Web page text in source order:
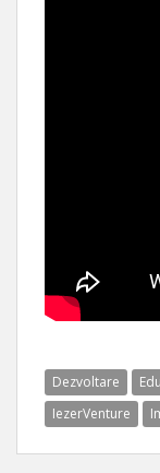
Dezvoltare
IezerVenture